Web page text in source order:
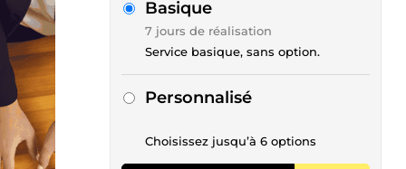
Basique
7 jours de réalisation
Service basique, sans option.
Personnalisé
Choisissez jusqu’à 6 options